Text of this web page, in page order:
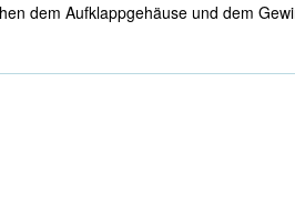
dem Aufklappgehäuse und dem